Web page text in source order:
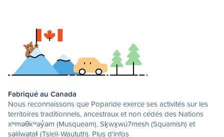
Fabriqué au Canada
Nous reconnaissons que Poparide exerce ses activités sur les
territoires traditionnels, ancestraux et non cédés des Nations
xʷməθkʷəy̓əm (Musqueam), Sḵwx̱wú7mesh (Squamish) et
səlilwətaɬ (Tsleil-Waututh). Plus d'infos